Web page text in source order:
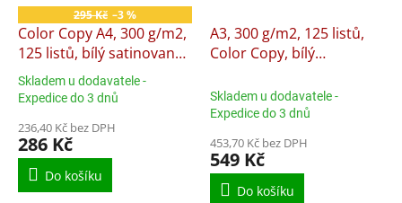
o
295 Kč –3 %
Color Copy A4, 300 g/m2,
125 listů, bílý satinovaný
papír
Průměrné
hodnocení
produktu
je
5,0
5
Skladem u dodavatele -
Expedice do 3 dnů
236,40 Kč bez DPH
286 Kč
Do košíku
A3, 300 g/m2, 125 listů,
Color Copy, bílý
Skladem u dodavatele -
Expedice do 3 dnů
453,70 Kč bez DPH
549 Kč
Do košíku